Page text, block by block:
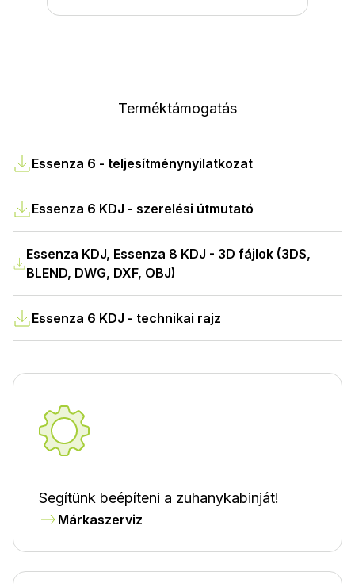
Terméktámogatás
Essenza 6 - teljesítménynyilatkozat
Essenza 6 KDJ - szerelési útmutató
Essenza KDJ, Essenza 8 KDJ - 3D fájlok (3DS,
BLEND, DWG, DXF, OBJ)
Essenza 6 KDJ - technikai rajz
Segítünk beépíteni a zuhanykabinját!
Márkaszerviz